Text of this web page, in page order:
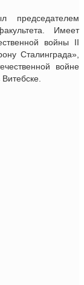
Имеет
войны II
Сталинграда»,
войне